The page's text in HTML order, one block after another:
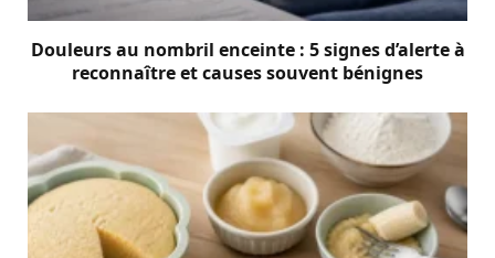
Douleurs au nombril enceinte : 5 signes d’alerte à
reconnaître et causes souvent bénignes